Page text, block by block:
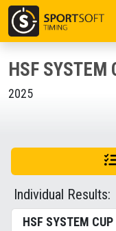
HSF SYSTEM
2025
Individual Results:
HSF SYSTEM